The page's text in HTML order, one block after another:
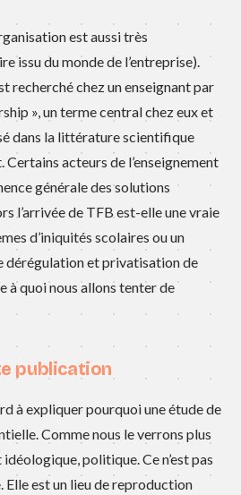
est aussi très
issu du monde de l’entreprise).
recherché chez un enseignant par
», un terme central chez eux et
dans la littérature scientifique
Certains acteurs de l’enseignement
générale des solutions
l’arrivée de TFB est-elle une vraie
d’iniquités scolaires ou un
dérégulation et privatisation de
à quoi nous allons tenter de
publication
à expliquer pourquoi une étude de
Comme nous le verrons plus
politique. Ce n’est pas
Elle est un lieu de reproduction